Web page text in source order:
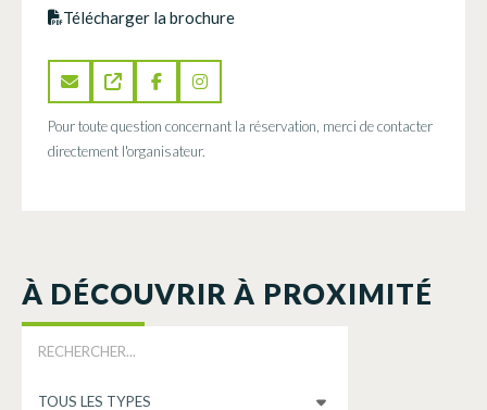
Télécharger la brochure
Pour toute question concernant la réservation, merci de contacter
directement l'organisateur.
À DÉCOUVRIR À PROXIMITÉ